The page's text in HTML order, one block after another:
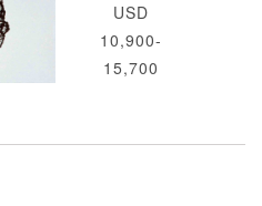
USD
10,900-
15,700